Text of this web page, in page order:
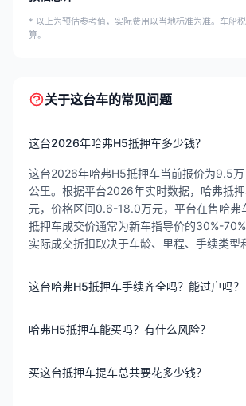
* 以上为预估参考值，实际费用以当地标准为准。车船
算。
关于这台车的常见问题
这台2026年哈弗H5抵押车多少钱？
这台2026年哈弗H5抵押车当前报价为9.5
公里。根据平台2026年实时数据，哈弗抵
元，价格区间0.6-18.0万元，平台在售哈弗
抵押车成交价通常为新车指导价的30%-70%
实际成交折扣取决于车龄、里程、手续类型
这台哈弗H5抵押车手续齐全吗？能过户吗？
哈弗H5抵押车能买吗？有什么风险？
买这台抵押车提车总共要花多少钱？